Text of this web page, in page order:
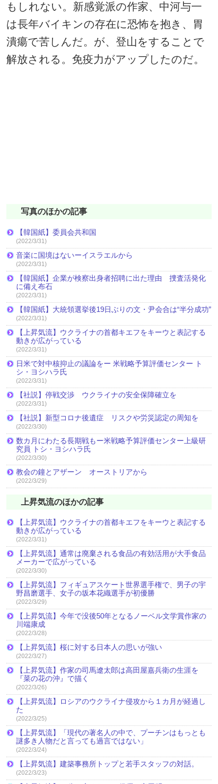
もしれない。新感覚派の作家、中河与一
は長年バイキンの存在に恐怖を抱き、胃
潰瘍で苦しんだ。が、登山をすることで
解放される。免疫力がアップしたのだ。
写真のほかの記事
【韓国紙】委員会共和国
(2022/3/31)
音楽に国境はないーイスラエルから
(2022/3/31)
【韓国紙】企業が検察出身者招聘に出た理由 捜査活発化
に備え布石
(2022/3/31)
【韓国紙】大統領選挙後19日ぶりの文・尹会合は“半分成功”
(2022/3/31)
【上昇気流】ウクライナの首都キエフをキーウと表記する
動きが広がっている
(2022/3/31)
日米で対中核抑止の議論をー 米戦略予算評価センター ト
シ・ヨシハラ氏
(2022/3/31)
【社説】停戦交渉 ウクライナの安全保障確立を
(2022/3/31)
【社説】新型コロナ後遺症 リスクや労災認定の周知を
(2022/3/30)
数カ月にわたる長期戦もー米戦略予算評価センター上級研
究員 トシ・ヨシハラ氏
(2022/3/30)
教会の鐘とアザーン オーストリアから
(2022/3/29)
上昇気流のほかの記事
【上昇気流】ウクライナの首都キエフをキーウと表記する
動きが広がっている
(2022/3/31)
【上昇気流】通常は廃棄される食品の有効活用が大手食品
メーカーで広がっている
(2022/3/30)
【上昇気流】フィギュアスケート世界選手権で、男子の宇
野昌磨選手、女子の坂本花織選手が初優勝
(2022/3/29)
【上昇気流】今年で没後50年となるノーベル文学賞作家の
川端康成
(2022/3/28)
【上昇気流】桜に対する日本人の思いが強い
(2022/3/27)
【上昇気流】作家の司馬遼太郎は高田屋嘉兵衛の生涯を
『菜の花の沖』で描く
(2022/3/26)
【上昇気流】ロシアのウクライナ侵攻から１カ月が経過し
た
(2022/3/25)
【上昇気流】「現代の著名人の中で、プーチンはもっとも
謎多き人物だと言っても過言ではない」
(2022/3/24)
【上昇気流】建築事務所トップと若手スタッフの対話。
(2022/3/23)